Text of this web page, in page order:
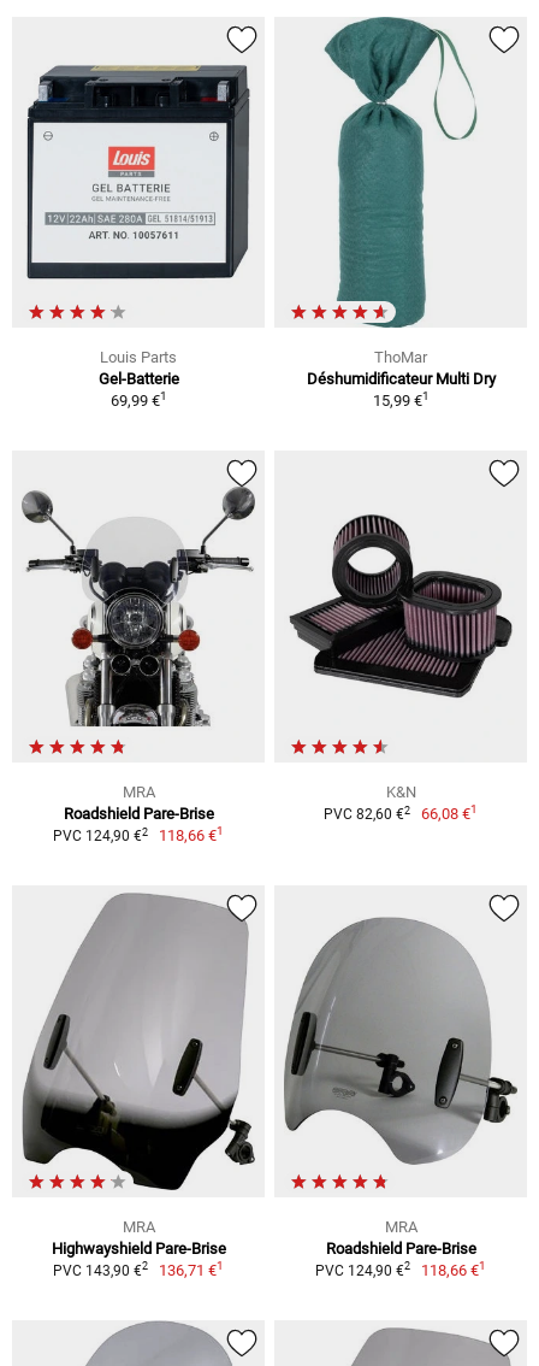
Louis Parts
Gel-Batterie
69,99 €1
ThoMar
Déshumidificateur Multi Dry
15,99 €1
MRA
Roadshield Pare-Brise
PVC 124,90 €2 118,66 €1
K&N
PVC 82,60 €2 66,08 €1
MRA
Highwayshield Pare-Brise
PVC 143,90 €2 136,71 €1
MRA
Roadshield Pare-Brise
PVC 124,90 €2 118,66 €1